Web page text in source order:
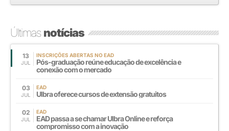
Últimasnotícias
13
JUL
INSCRIÇÕES ABERTAS NO EAD
Pós-graduação reúne educação de excelência e
conexão com o mercado
03
JUL
EAD
Ulbra oferece cursos de extensão gratuitos
02
JUL
EAD
EAD passa a se chamar Ulbra Online e reforça
compromisso com a inovação